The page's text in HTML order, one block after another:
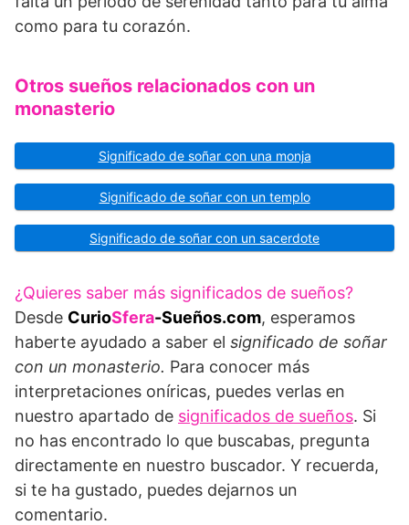
como para tu corazón.
Otros sueños relacionados con un
monasterio
Significado de soñar con una monja
Significado de soñar con un templo
Significado de soñar con un sacerdote
¿Quieres saber más significados de sueños?
Desde CurioSfera-Sueños.com, esperamos
haberte ayudado a saber el significado de soñar
con un monasterio. Para conocer más
interpretaciones oníricas, puedes verlas en
nuestro apartado de significados de sueños. Si
no has encontrado lo que buscabas, pregunta
directamente en nuestro buscador. Y recuerda,
si te ha gustado, puedes dejarnos un
comentario.